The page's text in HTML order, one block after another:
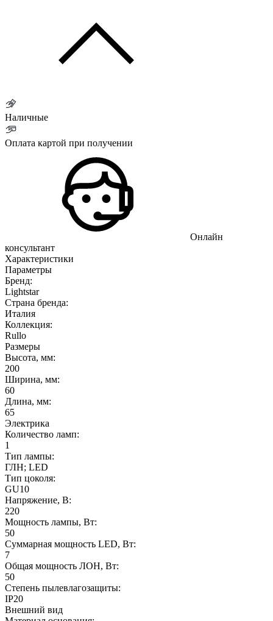
Наличные
Оплата картой при получении
Онлайн
консультант
Характеристики
Параметры
Бренд:
Lightstar
Страна бренда:
Италия
Коллекция:
Rullo
Размеры
Высота, мм:
200
Ширина, мм:
60
Длина, мм:
65
Электрика
Количество ламп:
1
Тип лампы:
ГЛН; LED
Тип цоколя:
GU10
Напряжение, В:
220
Мощность лампы, Вт:
50
Суммарная мощность LED, Вт:
7
Общая мощность ЛОН, Вт:
50
Степень пылевлагозащиты:
IP20
Внешний вид